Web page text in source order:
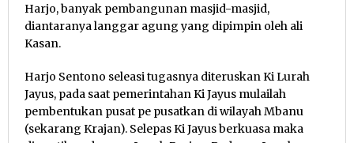
Harjo, banyak pembangunan masjid-masjid,
diantaranya langgar agung yang dipimpin oleh ali
Kasan.
Harjo Sentono seleasi tugasnya diteruskan Ki Lurah
Jayus, pada saat pemerintahan Ki Jayus mulailah
pembentukan pusat pe pusatkan di wilayah Mbanu
(sekarang Krajan). Selepas Ki Jayus berkuasa maka